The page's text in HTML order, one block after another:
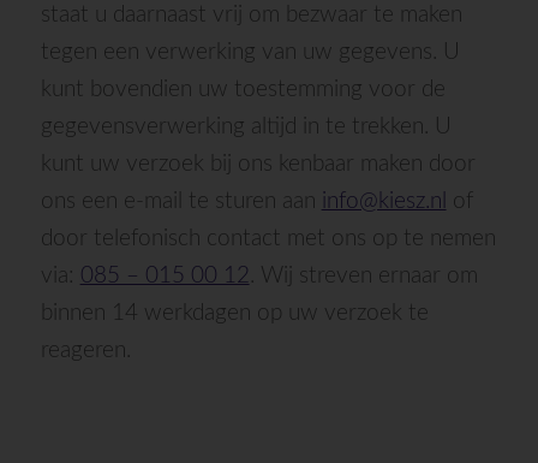
staat u daarnaast vrij om bezwaar te maken
tegen een verwerking van uw gegevens. U
kunt bovendien uw toestemming voor de
gegevensverwerking altijd in te trekken. U
kunt uw verzoek bij ons kenbaar maken door
ons een e-mail te sturen aan info@kiesz.nl of
door telefonisch contact met ons op te nemen
via: 085 – 015 00 12 . Wij streven ernaar om
binnen 14 werkdagen op uw verzoek te
reageren.